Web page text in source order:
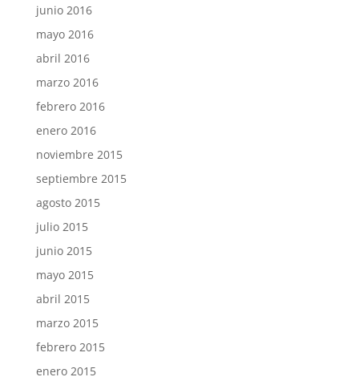
junio 2016
mayo 2016
abril 2016
marzo 2016
febrero 2016
enero 2016
noviembre 2015
septiembre 2015
agosto 2015
julio 2015
junio 2015
mayo 2015
abril 2015
marzo 2015
febrero 2015
enero 2015